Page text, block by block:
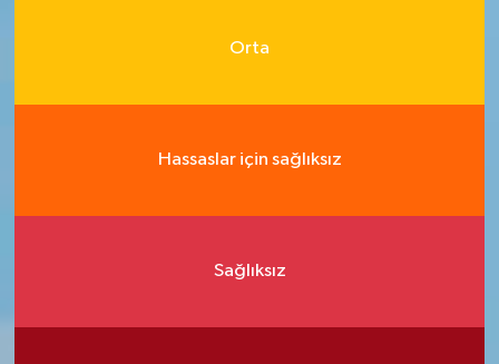
Orta
Hassaslar için sağlıksız
Sağlıksız